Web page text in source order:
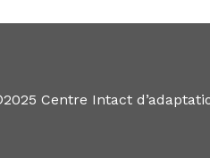
Centre Intact